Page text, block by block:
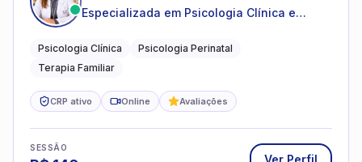
Especializada em Psicologia Clínica e
famílias
Psicologia Clínica
Psicologia Perinatal
Terapia Familiar
CRP ativo Online Avaliações
SESSÃO
Ver Perfil